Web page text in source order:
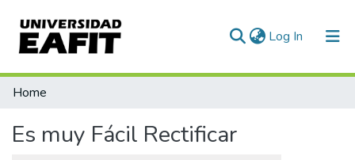
Log In (current)
Communities & Collections
Home
Es muy Fácil Rectificar